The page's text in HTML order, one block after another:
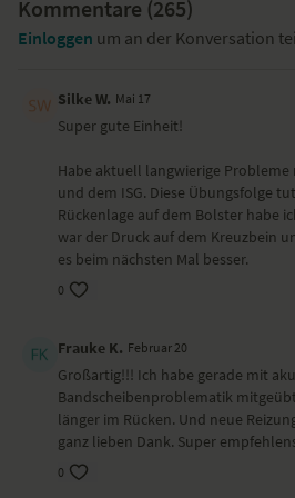
Bandscheibenvorfall ausführen (sofern
Bewegung zugestimmt hat).
auf der stoßartigen Ausatmung haben,
und wirst bereits nach dem ersten Mal
regelmäßige Praxis.
YogaEasy hat dieses Yoga-
weil...
im Stehen Aktivierung der
Ausatmung
in Rückenlage Aktivierung der
Ausatmung
in Bauchlage Aktivierung der
Ausatmung
Kommentare (265)
Einloggen um an der Konversation
Silke W. Mai 17
Super gute Einheit!
Habe aktuell langwierige
und dem ISG. Diese Übungsfolge
Rückenlage auf dem Bolster habe
war der Druck auf dem Kreuzbein
es beim nächsten Mal besser.
0
Frauke K. Februar 20
Großartig!!! Ich habe gerade mit
Bandscheibenproblematik
länger im Rücken. Und neue
ganz lieben Dank. Super
0